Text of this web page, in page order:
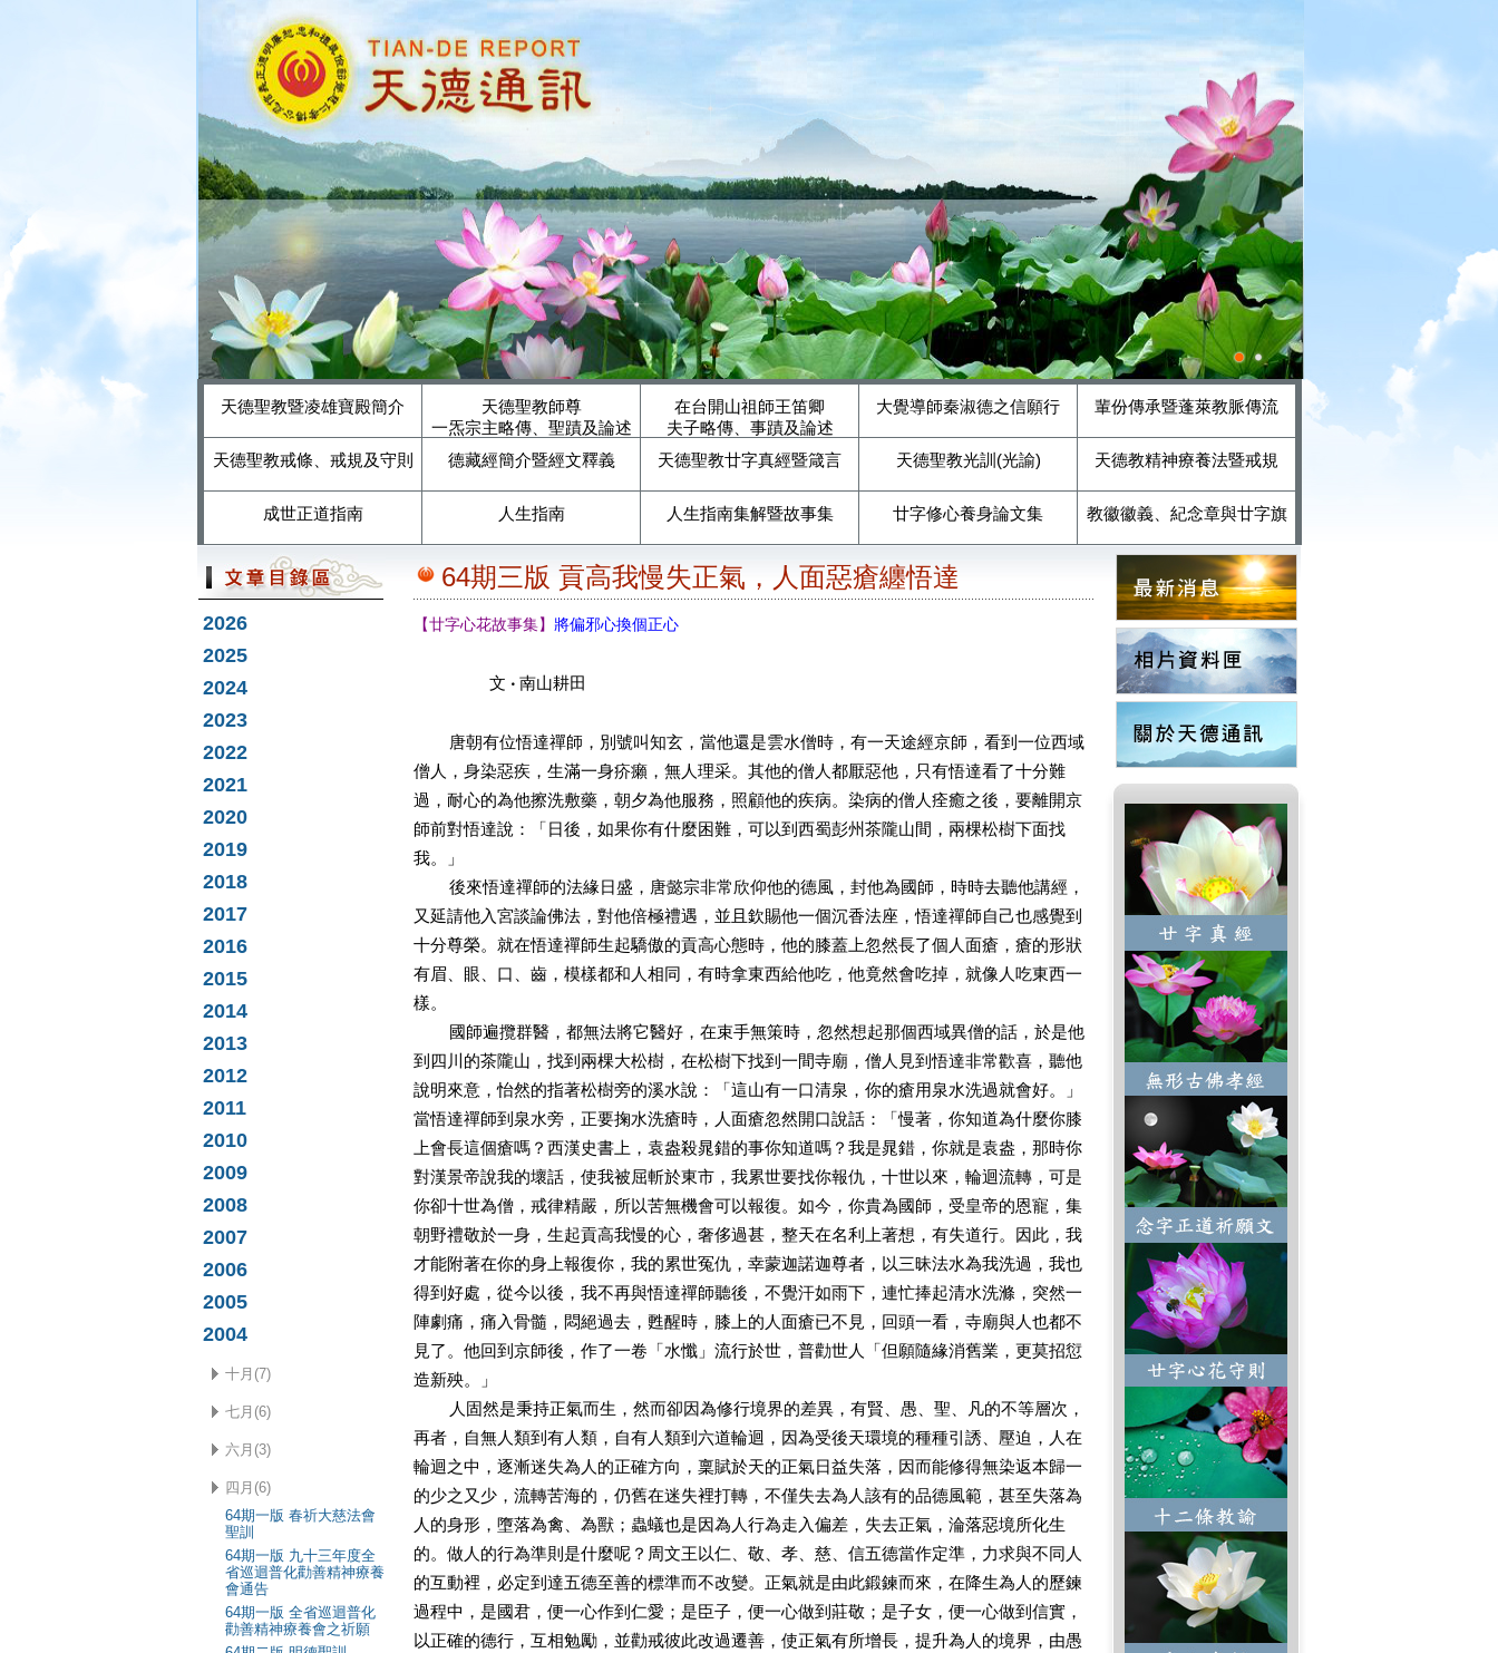
天德聖教暨凌雄寶殿簡介
天德聖教師尊
一炁宗主略傳、聖蹟及論述
在台開山祖師王笛卿
夫子略傳、事蹟及論述
大覺導師秦淑德之信願行 輩份傳承暨蓬萊教脈傳流
天德聖教戒條、戒規及守則 德藏經簡介暨經文釋義 天德聖教廿字真經暨箴言 天德聖教光訓(光諭) 天德教精神療養法暨戒規
成世正道指南 人生指南 人生指南集解暨故事集 廿字修心養身論文集 教徽徽義、紀念章與廿字旗
2026
2025
2024
2023
2022
2021
2020
2019
2018
2017
2016
2015
2014
2013
2012
2011
2010
2009
2008
2007
2006
2005
2004
十月(7)
七月(6)
六月(3)
四月(6)
64期一版 春祈大慈法會
聖訓
64期一版 九十三年度全
省巡迴普化勸善精神療養
會通告
64期一版 全省巡迴普化
勸善精神療養會之祈願
64期三版 貢高我慢失正氣，人面惡瘡纏悟達
【廿字心花故事集】 將偏邪心換個正心
文 ‧ 南山耕田
唐朝有位悟達禪師，別號叫知玄，當他還是雲水僧時，有一天途經京師，看到一位西域
僧人，身染惡疾，生滿一身疥癩，無人理采。其他的僧人都厭惡他，只有悟達看了十分難
過，耐心的為他擦洗敷藥，朝夕為他服務，照顧他的疾病。染病的僧人痊癒之後，要離開京
師前對悟達說：「日後，如果你有什麼困難，可以到西蜀彭州茶隴山間，兩棵松樹下面找
我。」
後來悟達禪師的法緣日盛，唐懿宗非常欣仰他的德風，封他為國師，時時去聽他講經，
又延請他入宮談論佛法，對他倍極禮遇，並且欽賜他一個沉香法座，悟達禪師自己也感覺到
十分尊榮。就在悟達禪師生起驕傲的貢高心態時，他的膝蓋上忽然長了個人面瘡，瘡的形狀
有眉、眼、口、齒，模樣都和人相同，有時拿東西給他吃，他竟然會吃掉，就像人吃東西一
樣。
國師遍攬群醫，都無法將它醫好，在束手無策時，忽然想起那個西域異僧的話，於是他
到四川的茶隴山，找到兩棵大松樹，在松樹下找到一間寺廟，僧人見到悟達非常歡喜，聽他
說明來意，怡然的指著松樹旁的溪水說：「這山有一口清泉，你的瘡用泉水洗過就會好。」
當悟達禪師到泉水旁，正要掬水洗瘡時，人面瘡忽然開口說話：「慢著，你知道為什麼你膝
上會長這個瘡嗎？西漢史書上，袁盎殺晁錯的事你知道嗎？我是晁錯，你就是袁盎，那時你
對漢景帝說我的壞話，使我被屈斬於東市，我累世要找你報仇，十世以來，輪迴流轉，可是
你卻十世為僧，戒律精嚴，所以苦無機會可以報復。如今，你貴為國師，受皇帝的恩寵，集
朝野禮敬於一身，生起貢高我慢的心，奢侈過甚，整天在名利上著想，有失道行。因此，我
才能附著在你的身上報復你，我的累世冤仇，幸蒙迦諾迦尊者，以三昧法水為我洗過，我也
得到好處，從今以後，我不再與悟達禪師聽後，不覺汗如雨下，連忙捧起清水洗滌，突然一
陣劇痛，痛入骨髓，悶絕過去，甦醒時，膝上的人面瘡已不見，回頭一看，寺廟與人也都不
見了。他回到京師後，作了一卷「水懺」流行於世，普勸世人「但願隨緣消舊業，更莫招愆
造新殃。」
人固然是秉持正氣而生，然而卻因為修行境界的差異，有賢、愚、聖、凡的不等層次，
再者，自無人類到有人類，自有人類到六道輪迴，因為受後天環境的種種引誘、壓迫，人在
輪迴之中，逐漸迷失為人的正確方向，稟賦於天的正氣日益失落，因而能修得無染返本歸一
的少之又少，流轉苦海的，仍舊在迷失裡打轉，不僅失去為人該有的品德風範，甚至失落為
人的身形，墮落為禽、為獸；蟲蟻也是因為人行為走入偏差，失去正氣，淪落惡境所化生
的。做人的行為準則是什麼呢？周文王以仁、敬、孝、慈、信五德當作定準，力求與不同人
的互動裡，必定到達五德至善的標準而不改變。正氣就是由此鍛鍊而來，在降生為人的歷鍊
過程中，是國君，便一心作到仁愛；是臣子，便一心做到莊敬；是子女，便一心做到信實，
以正確的德行，互相勉勵，並勸戒彼此改過遷善，使正氣有所增長，提升為人的境界，由愚